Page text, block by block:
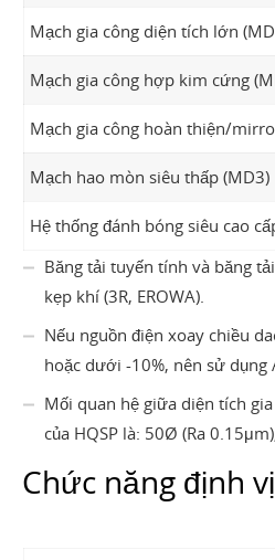
Mạch gia công diện tích lớn
Mạch gia công hợp kim cứng
Mạch gia công hoàn thiện/
Mạch hao mòn siêu thấp (MD3)
Hệ thống đánh bóng siêu cao
Băng tải tuyến tính và băng
kẹp khí (3R, EROWA).
Nếu nguồn điện xoay chiều
hoặc dưới -10%, nên sử dụng
Mối quan hệ giữa diện tích
của HQSP là: 50Ø (Ra
Chức năng định vị